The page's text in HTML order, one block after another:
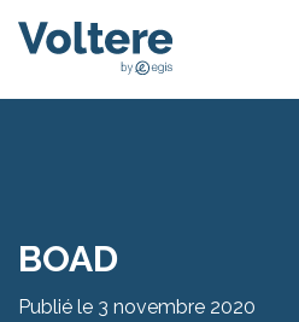
BOAD
Publié le 3 novembre 2020